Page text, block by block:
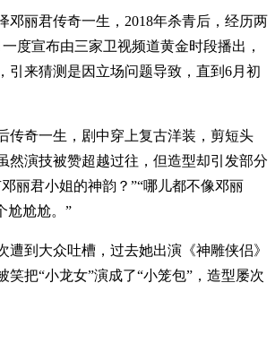
邓丽君传奇一生，2018年杀青后，经历两
度宣布由三家卫视频道黄金时段播出，
引来猜测是因立场问题导致，直到6月初
传奇一生，剧中穿上复古洋装，剪短头
然演技被赞超越过往，但造型却引发部分
丽君小姐的神韵？”“哪儿都不像邓丽
尬尬尬。”
遭到大众吐槽，过去她出演《神雕侠侣》
笑把“小龙女”演成了“小笼包”，造型屡次